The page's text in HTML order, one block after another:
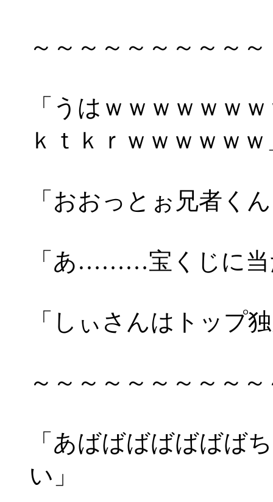
～～～～～～～～～～
「うはｗｗｗｗｗｗ
ｋｔｋｒｗｗｗｗｗｗ
「おおっとぉ兄者く
「あ………宝くじに
「しぃさんはトップ
～～～～～～～～～～
「あばばばばばばば
い」